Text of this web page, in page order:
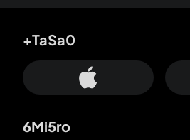
+TaSa0
6Mi5ro